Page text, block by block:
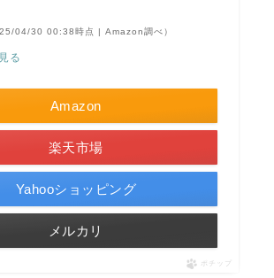
04/30 00:38時点 | Amazon調べ）
る
Amazon
楽天市場
Yahooショッピング
メルカリ
ポチップ